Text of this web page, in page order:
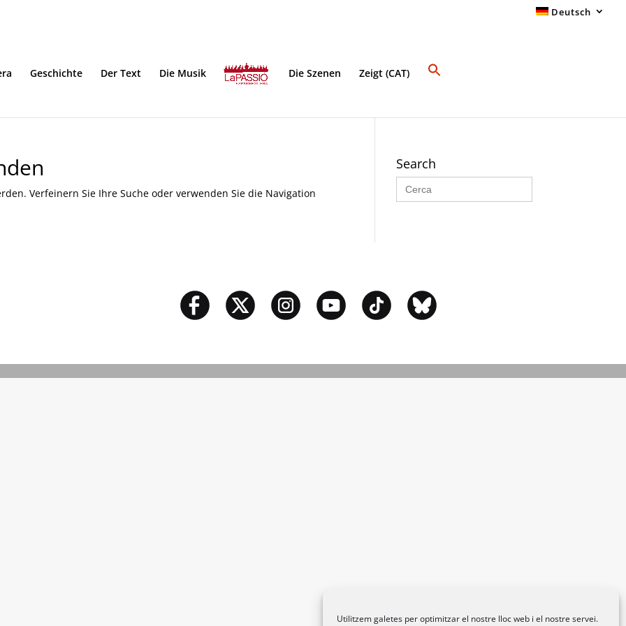
Utilitzem galetes per optimitzar el nostre lloc web i el nostre servei.
Deutsch
Geschichte Der Text Die Musik Die Szenen Zeigt (CAT)
Verfeinern Sie Ihre Suche oder verwenden Sie die Navigation
Search
Search
for: